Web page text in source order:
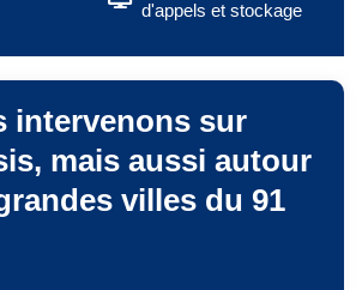
d'appels et stockage
intervenons sur
mais aussi autour
villes du 91